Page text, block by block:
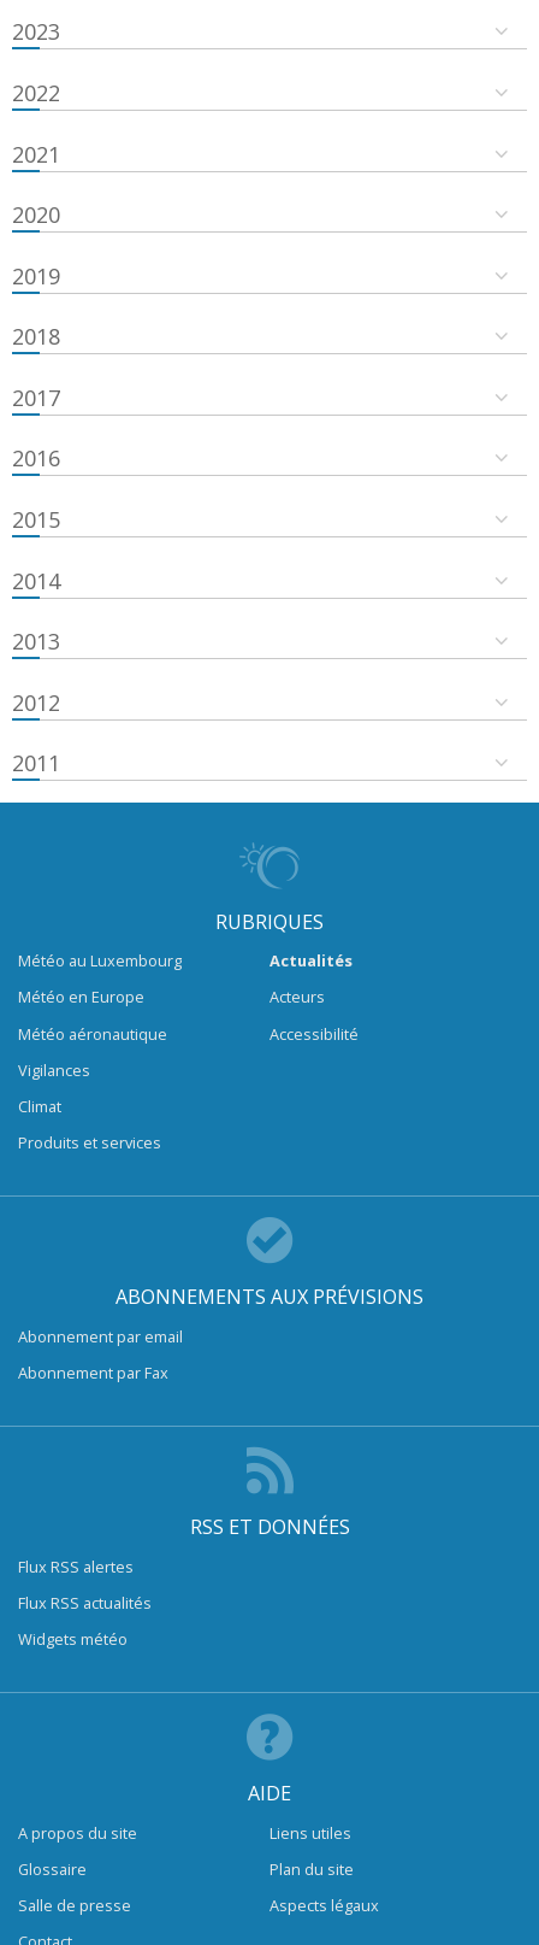
2023
2022
2021
2020
2019
2018
2017
2016
2015
2014
2013
2012
2011
RUBRIQUES
Météo au Luxembourg
Météo en Europe
Météo aéronautique
Vigilances
Climat
Produits et services
Actualités
Acteurs
Accessibilité
ABONNEMENTS AUX PRÉVISIONS
Abonnement par email
Abonnement par Fax
RSS ET DONNÉES
Flux RSS alertes
Flux RSS actualités
Widgets météo
AIDE
A propos du site
Glossaire
Salle de presse
Liens utiles
Plan du site
Aspects légaux